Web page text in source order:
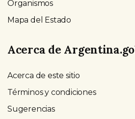
Organismos
Mapa del Estado
Acerca de
Acerca de este sitio
Términos y condiciones
Sugerencias